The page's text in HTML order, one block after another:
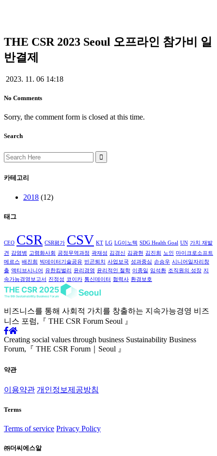
THE CSR 2023 Seoul 오프라인
참가비 일반결제
THE CSR 2023 Seoul 오프라인 참가비 일
반결제
2023. 11. 06 14:18
No Comments
Sorry, the comment form is closed at this time.
Search
Search
for:
카테고리
2018 (12)
태그
CEO CSR CSR평가 CSV KT LG LG이노텍 SDG Health Goal UN 가치 재발
견
감염병 고령화사회 공정무역과정 곽재성 김경신 김광현 김진희 노인
마이크로소프트
메르스 배진희 빅데이터기술공유 빈곤퇴치 사업보국 성과중심 손승우 시니어일자리창
출 액티브시니어 유한킴벌리 윤리경영 윤리적인 철학 이종일 임석환 조직원의 성장 지
속가능경영보고서
진정성 코이카 통신데이터 협력사 환경보호
비즈니스를 통해 사회적 가치를 창출하는 지속가능경영 비즈
니스 포럼, 『 THE CSR Forum Seoul 』
Creating social values through business Sustainability Business
Forum, 『 THE CSR Forum｜Seoul 』
약관
이용약관 개인정보제공방침
Terms
Terms of service Privacy Policy
㈜더씨에스알